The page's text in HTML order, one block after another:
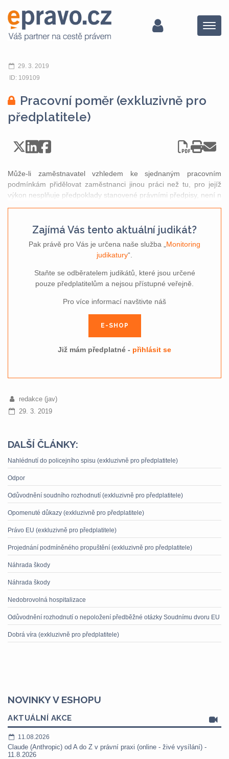
Menu
29. 3. 2019
ID: 109109
Pracovní poměr (exkluzivně pro
předplatitele)
Může-li zaměstnavatel vzhledem ke sjednaným pracovním
podmínkám přidělovat zaměstnanci jinou práci než tu, pro jejíž
výkon nesplňuje předpoklady stanovené právními předpisy, není n
Zajímá Vás tento aktuální judikát?
Pak právě pro Vás je určena naše služba „ Monitoring
judikatury“.
Staňte se odběratelem judikátů, které jsou určené
pouze předplatitelům a nejsou přístupné veřejně.
Pro více informací navštivte náš
E-SHOP
Již mám předplatné - přihlásit se
redakce (jav)
29. 3. 2019
DALŠÍ ČLÁNKY:
Nahlédnutí do policejního spisu (exkluzivně pro předplatitele)
Odpor
Odůvodnění soudního rozhodnutí (exkluzivně pro předplatitele)
Opomenuté důkazy (exkluzivně pro předplatitele)
Právo EU (exkluzivně pro předplatitele)
Projednání podmíněného propuštění (exkluzivně pro předplatitele)
Náhrada škody
Náhrada škody
Nedobrovolná hospitalizace
Odůvodnění rozhodnutí o nepoložení předběžné otázky Soudnímu dvoru EU
Dobrá víra (exkluzivně pro předplatitele)
NOVINKY V ESHOPU
AKTUÁLNÍ AKCE
11.08.2026
Claude (Anthropic) od A do Z v právní praxi (online - živé vysílání) -
11.8.2026